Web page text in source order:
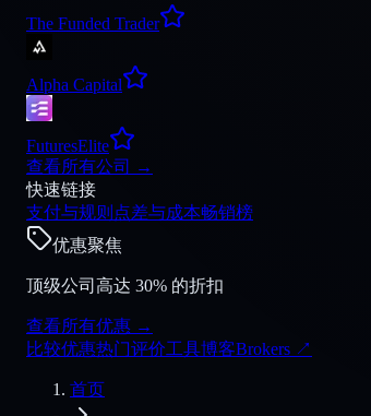
The Funded Trader
Alpha Capital
FuturesElite
查看所有公司
→
快速链接
支付与规则 点差与成本畅销榜
优惠聚焦
顶级公司高达 30% 的折扣
查看所有优惠 →
比较优惠热门评价工具博客Brokers ↗
首页